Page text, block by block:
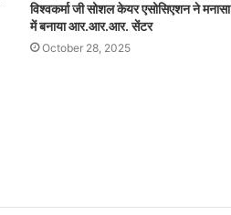
विश्वकर्मा जी सोशल केयर एसोसिएशन ने मनासा
में बनाया आर.आर.आर. सेंटर
October 28, 2025